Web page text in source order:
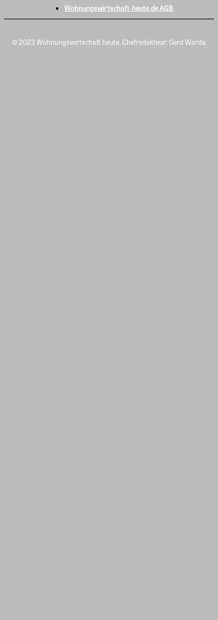
Wohnungswirtschaft-heute.de AGB
© 2023 Wohnungswirtschaft heute, Chefredakteur: Gerd Warda